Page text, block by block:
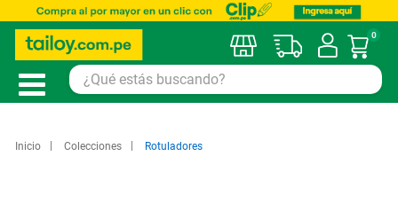
Mi
0
Inicio Colecciones Rotuladores